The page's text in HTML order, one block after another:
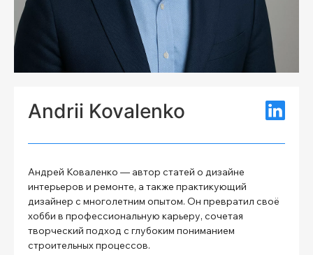
Andrii Kovalenko
Андрей Коваленко — автор статей о дизайне
интерьеров и ремонте, а также практикующий
дизайнер с многолетним опытом. Он превратил своё
хобби в профессиональную карьеру, сочетая
творческий подход с глубоким пониманием
строительных процессов.